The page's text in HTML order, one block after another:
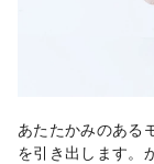
あたたかみのある
を引き出します。